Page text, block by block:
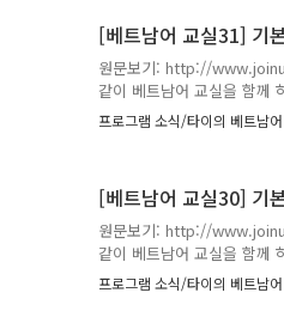
[베트남어 교실31] 기
원문보기: http://
같이 베트남어 교실을 함께
실제 베트남 Nam 친구와
/ 테 / 땅 / 꾸폰 / 쪼 / 도
프로그램 소식/타이의 베트남
[베트남어 교실30] 기
원문보기: http://
같이 베트남어 교실을 함께
은 실제 베트남 Nam 친구
뜨엉 아잉 / 히에우 e
프로그램 소식/타이의 베트남